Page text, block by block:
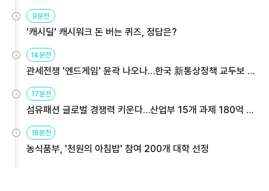
9분전
'캐시딜' 캐시워크 돈 버는 퀴즈, 정답은?
14분전
관세전쟁 '엔드게임' 윤곽 나오나…한국 新통상정책 교두보 활
용해야
17분전
섬유패션 글로벌 경쟁력 키운다…산업부 15개 과제 180억 지
원
18분전
농식품부, '천원의 아침밥' 참여 200개 대학 선정